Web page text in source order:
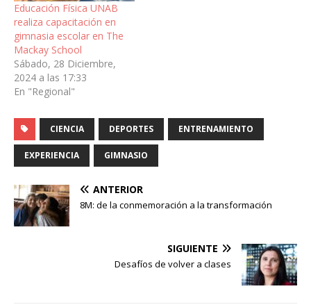
Educación Física UNAB
realiza capacitación en
gimnasia escolar en The
Mackay School
Sábado, 28 Diciembre,
2024 a las 17:33
En "Regional"
CIENCIA DEPORTES ENTRENAMIENTO
EXPERIENCIA GIMNASIO
ANTERIOR
8M: de la conmemoración a la transformación
SIGUIENTE
Desafíos de volver a clases